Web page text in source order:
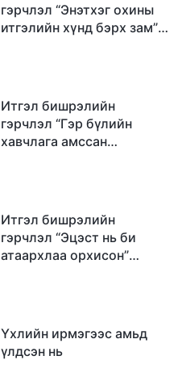
гэрчлэл “Энэтхэг охины
итгэлийн хүнд бэрх зам”
Итгэл бишрэлийн
гэрчлэл “Гэр бүлийн
хавчлага амссан
Итгэл бишрэлийн
гэрчлэл “Эцэст нь би
атаархлаа орхисон”
Үхлийн ирмэгээс амьд
үлдсэн нь